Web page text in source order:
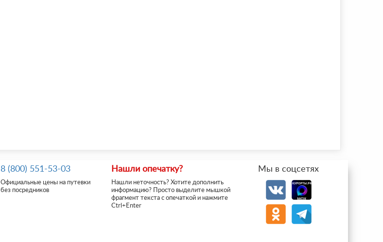
8 (800) 551-53-03
Официальные цены на путевки
без посредников
Нашли опечатку?
Нашли неточность? Хотите дополнить
информацию? Просто выделите мышкой
фрагмент текста c опечаткой и нажмите
Ctrl+Enter
Мы в соцсетях